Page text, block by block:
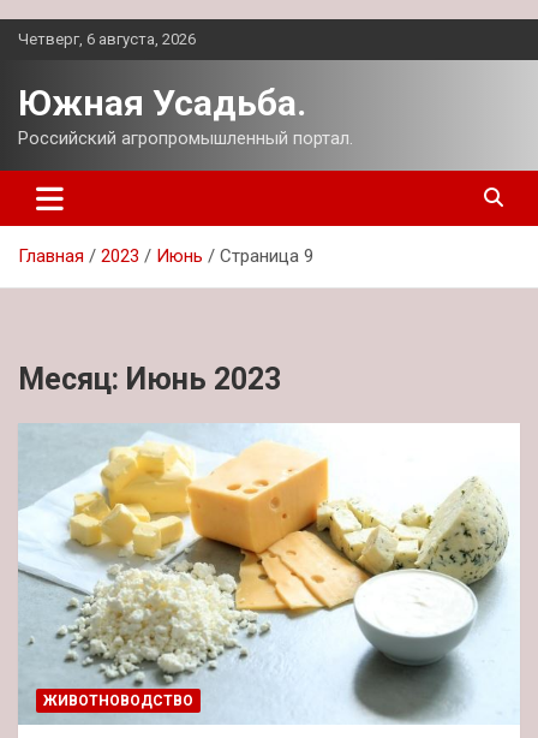
Перейти
Четверг, 6 августа, 2026
Южная Усадьба.
Российский агропромышленный портал.
Главная 2023 Июнь Страница 9
Месяц: Июнь 2023
ЖИВОТНОВОДСТВО